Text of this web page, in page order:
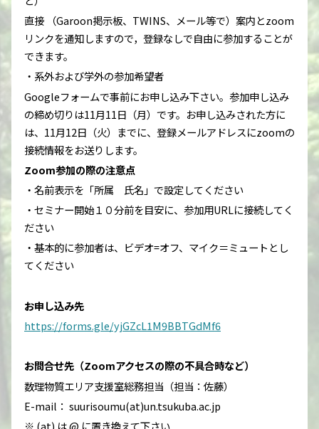
直接 （Garoon掲示板、TWINS、メール等で）案内とzoom
リンクを通知しますので，登録なしで自由に参加することが
できます。
・系外および学外の参加希望者
Googleフォームで事前にお申し込み下さい。参加申し込み
の締め切りは11月11日（月）です。お申し込みされた方に
は、11月12日（火）までに、登録メールアドレスにzoomの
接続情報をお送りします。
Zoom参加の際の注意点
・名前表示を「所属 氏名」で設定してください
・セミナー開始１０分前を目安に、参加用URLに接続してく
ださい
・基本的に参加者は、ビデオ=オフ、マイク＝ミュートとし
てください
お申し込み先
https://forms.gle/yjGZcL1M9BBTGdMf6
お問合せ先（Zoomアクセスの際の不具合時など）
数理物質エリア支援室総務担当（担当：佐藤）
E-mail： suurisoumu(at)un.tsukuba.ac.jp
※ (at) は @ に置き換えて下さい